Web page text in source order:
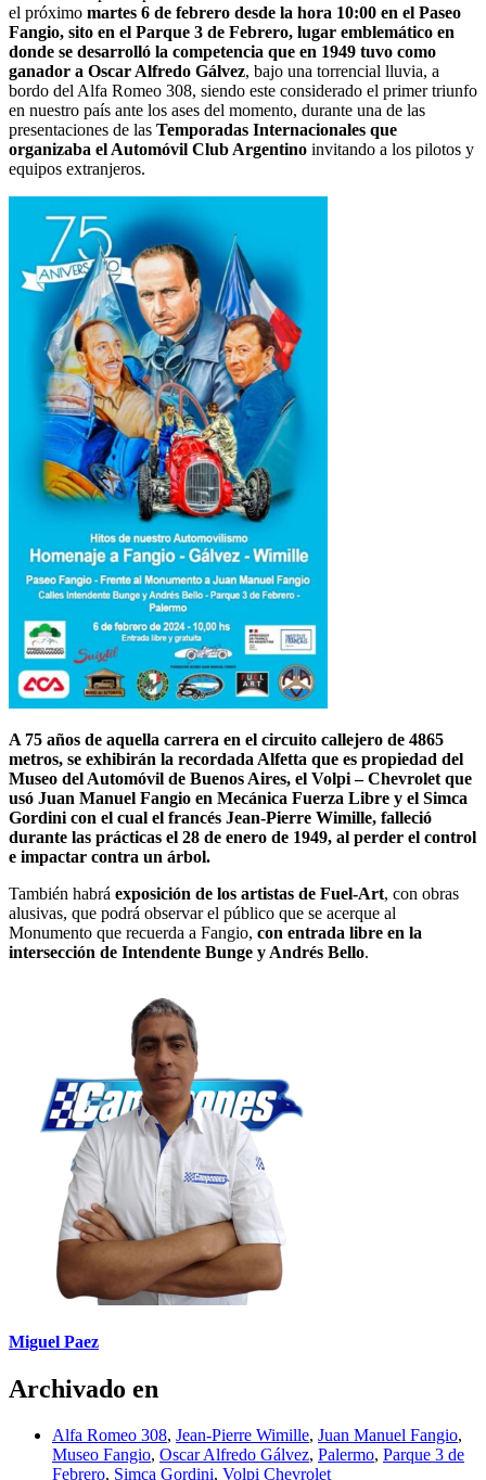
el próximo martes 6 de febrero desde la hora 10:00 en el Paseo
Fangio, sito en el Parque 3 de Febrero, lugar emblemático en
donde se desarrolló la competencia que en 1949 tuvo como
ganador a Oscar Alfredo Gálvez, bajo una torrencial lluvia, a
bordo del Alfa Romeo 308, siendo este considerado el primer triunfo
en nuestro país ante los ases del momento, durante una de las
presentaciones de las Temporadas Internacionales que
organizaba el Automóvil Club Argentino invitando a los pilotos y
equipos extranjeros.
A 75 años de aquella carrera en el circuito callejero de 4865
metros, se exhibirán la recordada Alfetta que es propiedad del
Museo del Automóvil de Buenos Aires, el Volpi – Chevrolet que
usó Juan Manuel Fangio en Mecánica Fuerza Libre y el Simca
Gordini con el cual el francés Jean-Pierre Wimille, falleció
durante las prácticas el 28 de enero de 1949, al perder el control
e impactar contra un árbol.
También habrá exposición de los artistas de Fuel-Art, con obras
alusivas, que podrá observar el público que se acerque al
Monumento que recuerda a Fangio, con entrada libre en la
intersección de Intendente Bunge y Andrés Bello.
Miguel Paez
Archivado en
Alfa Romeo 308, Jean-Pierre Wimille, Juan Manuel Fangio,
Museo Fangio, Oscar Alfredo Gálvez, Palermo, Parque 3 de
Febrero, Simca Gordini, Volpi Chevrolet